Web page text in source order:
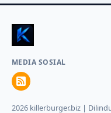
MEDIA SOSIAL
2026 killerburger.biz |